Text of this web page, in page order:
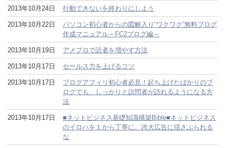
2013年10月24日 行動できないを終わりにしよう
2013年10月22日
パソコン初心者からの図解入り“ワクワク“無料ブログ
作成マニュアル～FC2ブログ編～
2013年10月19日 アメブロで読者を増やす方法
2013年10月17日 セールス力を上げるコツ
2013年10月17日
ブログアフィリ初心者必見！起ち上げたばかりのブ
ログでも、しっかりと訪問者が訪れるようになる方
法
2013年10月17日
■ネットビジネス基礎知識構築Bible■ネットビジネス
のイロハを１から丁寧に。誇大広告に揺さぶられる
な